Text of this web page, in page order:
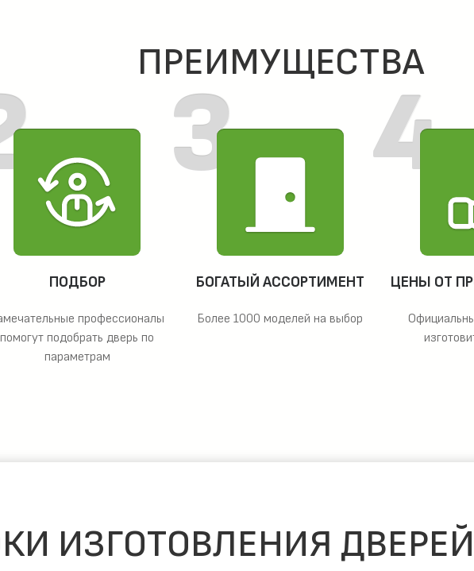
ПРЕИМУЩЕСТВА
ПОДБОР
профессионалы
помогут подобрать дверь по
параметрам
БОГАТЫЙ АССОРТИМЕНТ
Более 1000 моделей на выбор
ЦЕНЫ ОТ
ИЗГОТОВЛЕНИЯ